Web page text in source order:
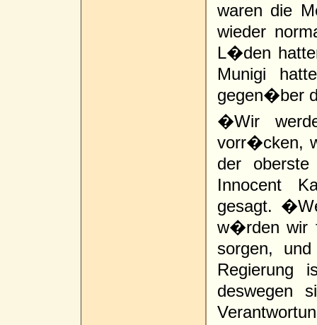
waren die
wieder
L�den
Munigi
gegen�ber
�Wir
vorr�cken,
der oberste
Innocent
gesagt.
w�rden wir
sorgen,
deswegen